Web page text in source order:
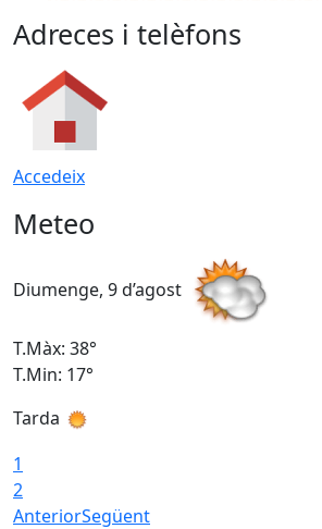
Adreces i telèfons
Accedeix
Meteo
Diumenge, 9 d’agost
T.Màx: 38°
T.Min: 17°
Tarda
1
2
AnteriorSegüent